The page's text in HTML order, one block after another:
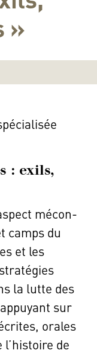
»
: exils,
mécon­
camps du
et les
la lutte des
sur
orales
de